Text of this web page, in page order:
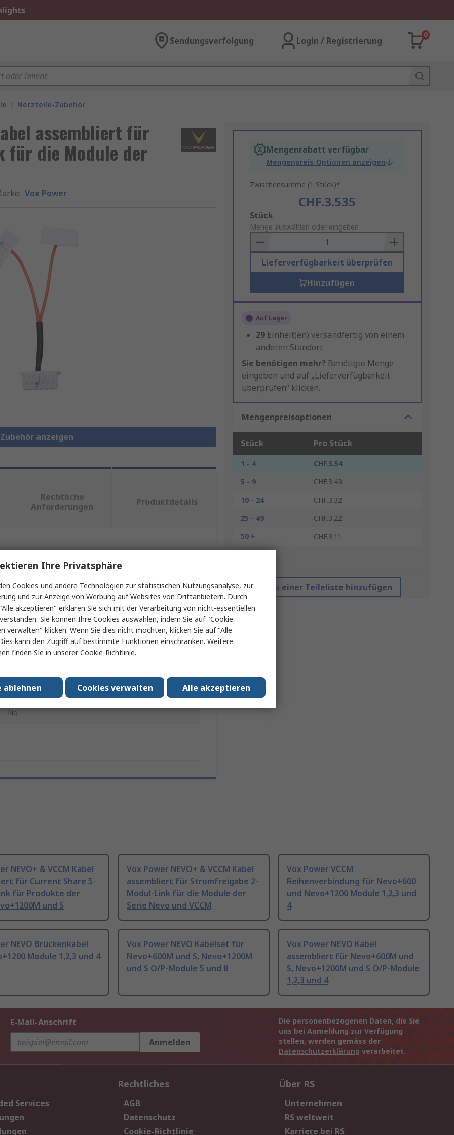
Sendungsverfolgung Login / Registrierung
0
/ Netzteile-Zubehör
assembliert für
für die Module der
: Vox Power
anzeigen
Mengenrabatt verfügbar
Mengenpreis-Optionen anzeigen
Zwischensumme (1 Stück)*
CHF.3.535
Add
to
Basket
Stück
Menge auswählen oder eingeben
Lieferverfügbarkeit überprüfen
Hinzufügen
Auf Lager
29 Einheit(en) versandfertig von einem
anderen Standort
Sie benötigen mehr? Benötigte Menge
eingeben und auf „Lieferverfügbarkeit
überprüfen“ klicken.
Mengenpreisoptionen
Stück Pro Stück
1 - 4
CHF.3.54
5 - 9
CHF.3.43
10 - 24
CHF.3.32
25 - 49
CHF.3.22
50 +
CHF.3.11
Zu einer Teileliste hinzufügen
Rechtliche
Anforderungen
Produktdetails
oder mehrere Eigenschaften auswählen.
Vox Power
Laststromverteiler
Kabel assembliert
NEVO+ & VCCM
No
NEVO+ & VCCM Kabel
für Current Share 5-
für Produkte der
und S
Vox Power NEVO+ & VCCM Kabel
assembliert für Stromfreigabe 2-
Modul-Link für die Module der
Serie Nevo und VCCM
Vox Power VCCM
Reihenverbindung für Nevo+600
und Nevo+1200 Module 1,2,3 und
4
NEVO Brückenkabel
Module 1,2,3 und 4
Vox Power NEVO Kabelset für
Nevo+600M und S, Nevo+1200M
und S O/P-Module 5 und 8
Vox Power NEVO Kabel
assembliert für Nevo+600M und
S, Nevo+1200M und S O/P-Module
1,2,3 und 4
E-Mail-Anschrift
Anmelden
Die personenbezogenen Daten, die Sie
uns bei Anmeldung zur Verfügung
stellen, werden gemäss der
Datenschutzerklärung verarbeitet.
Services
Rechtliches
AGB
Datenschutz
Cookie-Richtlinie
Über RS
Unternehmen
RS weltweit
Karriere bei RS
Ihre Privatsphäre
Cookies und andere Technologien zur statistischen Nutzungsanalyse, zur
und zur Anzeige von Werbung auf Websites von Drittanbietern. Durch
akzeptieren" erklären Sie sich mit der Verarbeitung von nicht-essentiellen
Sie können Ihre Cookies auswählen, indem Sie auf "Cookie
verwalten" klicken. Wenn Sie dies nicht möchten, klicken Sie auf "Alle
kann den Zugriff auf bestimmte Funktionen einschränken. Weitere
finden Sie in unsererCookie-Richtlinie.
Alle akzeptieren
Cookies verwalten
ablehnen